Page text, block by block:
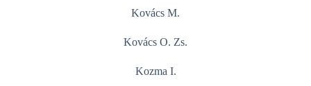
Kovács M.
Kovács O. Zs.
Kozma I.